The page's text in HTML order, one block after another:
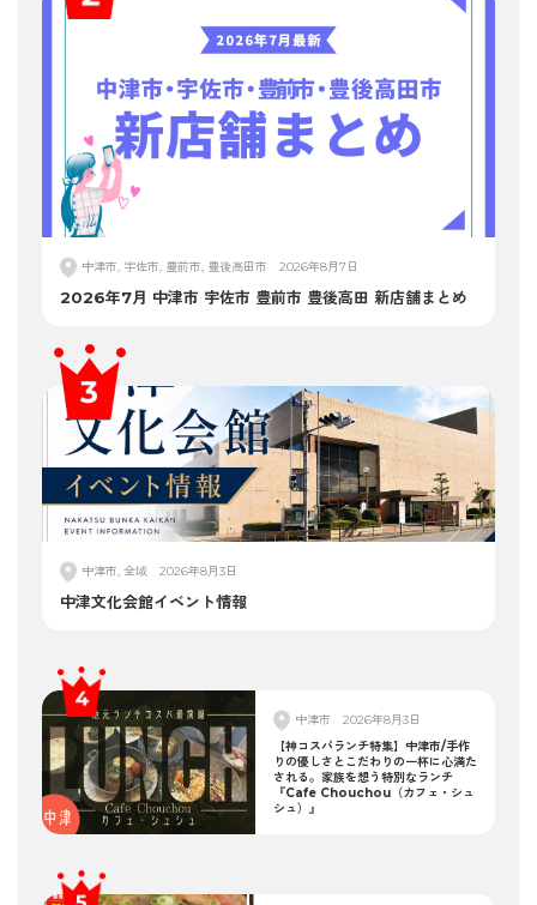
中津市, 宇佐市, 豊前市, 豊後高田市 2026年8月7日
2026年7月 中津市 宇佐市 豊前市 豊後高田 新店舗まとめ
中津市, 全域 2026年8月3日
中津文化会館イベント情報
中津市
2026年8月3日
【神コスパランチ特集】中津市/手作
りの優しさとこだわりの一杯に心満た
される。家族を想う特別なランチ
『Cafe Chouchou（カフェ・シュ
シュ）』